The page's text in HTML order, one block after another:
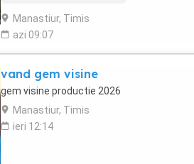
Manastiur, Timis
azi 09:07
vand gem visine
gem visine productie 2026
Manastiur, Timis
ieri 12:14